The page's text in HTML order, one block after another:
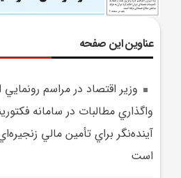
عناوین این صفحه
وزير اقتصاد در مراسم رونمايي
واگذاري مطالبات در سامانه
آينده‌نگر براي تأمين مالي
است